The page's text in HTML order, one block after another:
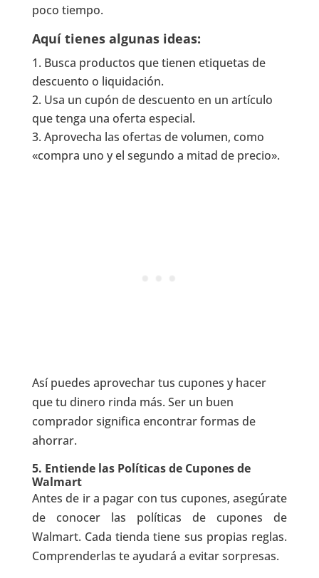
poco tiempo.
Aquí tienes algunas ideas:
Busca productos que tienen etiquetas de
descuento o liquidación.
Usa un cupón de descuento en un artículo
que tenga una oferta especial.
Aprovecha las ofertas de volumen, como
«compra uno y el segundo a mitad de precio».
Así puedes aprovechar tus cupones y hacer
que tu dinero rinda más. Ser un buen
comprador significa encontrar formas de
ahorrar.
5. Entiende las Políticas de Cupones de
Walmart
Antes de ir a pagar con tus cupones, asegúrate
de conocer las políticas de cupones de
Walmart. Cada tienda tiene sus propias reglas.
Comprenderlas te ayudará a evitar sorpresas.